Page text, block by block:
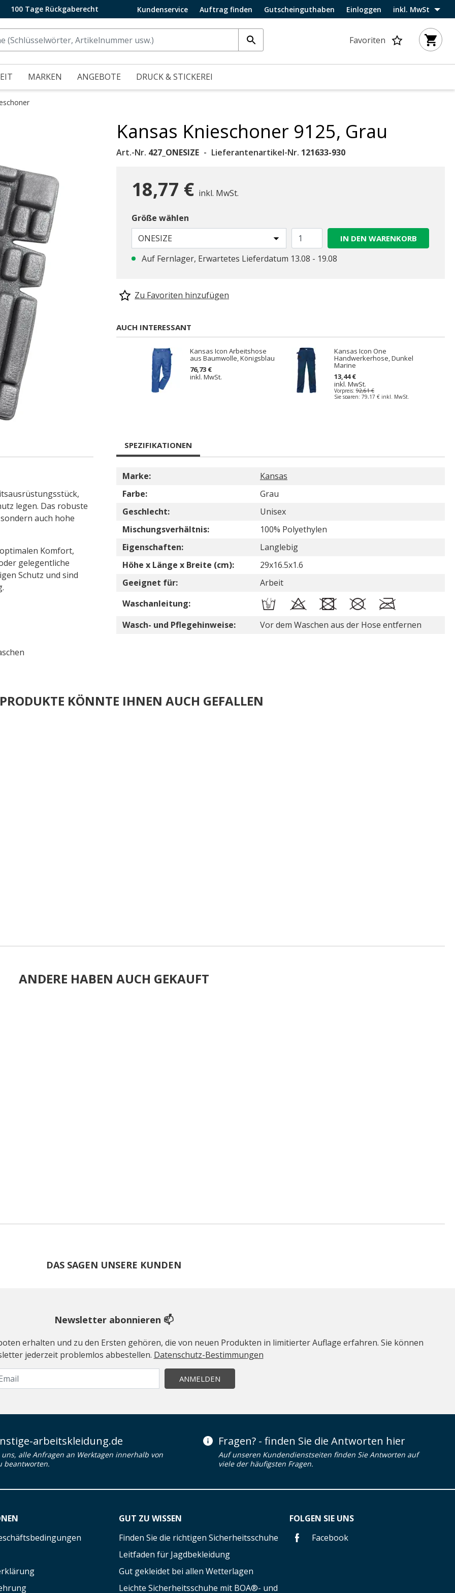
100 Tage Rückgaberecht Kundenservice Auftrag finden Gutscheinguthaben Einloggen inkl. MwSt
Favoriten
MARKEN ANGEBOTE DRUCK & STICKEREI
Kansas Knieschoner 9125, Grau
Art.-Nr. 427_ONESIZE Lieferantenartikel-Nr. 121633-930
18,77 € inkl. MwSt.
Größe wählen
ONESIZE
IN DEN WARENKORB
Auf Fernlager, Erwartetes Lieferdatum 13.08 - 19.08
Zu Favoriten hinzufügen
AUCH INTERESSANT
Kansas Icon Arbeitshose
aus Baumwolle, Königsblau
76,73 €
inkl. MwSt.
Kansas Icon One
Handwerkerhose, Dunkel
Marine
13,44 €
inkl. MwSt.
Vorpreis: 92,61 €
Sie sparen: 79,17 € inkl. MwSt.
legen. Das robuste
auch hohe
Komfort,
gelegentliche
Schutz und sind
SPEZIFIKATIONEN
Marke:
Kansas
Farbe:
Grau
Geschlecht:
Unisex
Mischungsverhältnis:
100% Polyethylen
Eigenschaften:
Langlebig
Höhe x Länge x Breite (cm):
29x16.5x1.6
Geeignet für:
Arbeit
Waschanleitung:
Wasch- und Pflegehinweise:
Vor dem Waschen aus der Hose entfernen
KÖNNTE IHNEN AUCH GEFALLEN
ANDERE HABEN AUCH GEKAUFT
DAS SAGEN UNSERE KUNDEN
Newsletter abonnieren 📫
erhalten und zu den Ersten gehören, die von neuen Produkten in limitierter Auflage erfahren. Sie können
jederzeit problemlos abbestellen. Datenschutz-Bestimmungen
ANMELDEN
arbeitskleidung.de
alle Anfragen an Werktagen innerhalb von
beantworten.
Fragen? - finden Sie die Antworten hier
Auf unseren Kundendienstseiten finden Sie Antworten auf
viele der häufigsten Fragen.
GUT ZU WISSEN
Finden Sie die richtigen Sicherheitsschuhe
Leitfaden für Jagdbekleidung
Gut gekleidet bei allen Wetterlagen
Leichte Sicherheitsschuhe mit BOA®- und
FOLGEN SIE UNS
Facebook